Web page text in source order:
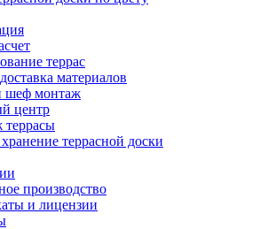
террас
материалов
шеф монтаж
центр
террасы
террасной доски
производство
и лицензии